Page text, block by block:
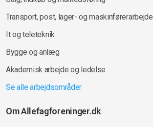
Transport, post, lager- og maskinførerarbejde
It og teleteknik
Bygge og anlæg
Akademisk arbejde og ledelse
Se alle arbejdsområder
Om Allefagforeninger.dk